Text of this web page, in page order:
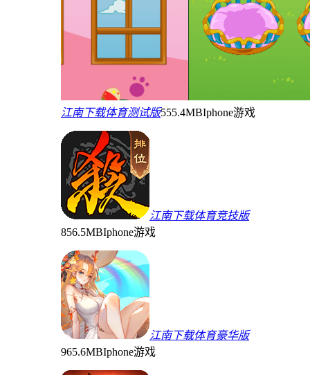
江南下载体育测试版555.4MBIphone游戏
江南下载体育竞技版
856.5MBIphone游戏
江南下载体育豪华版
965.6MBIphone游戏